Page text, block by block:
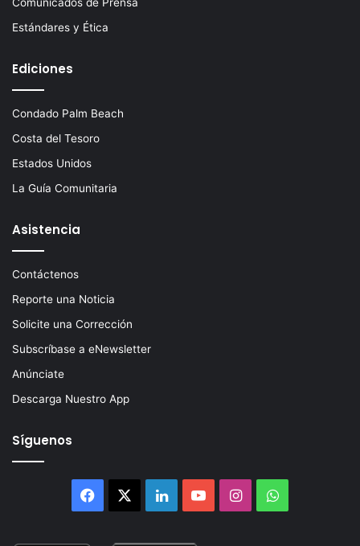
Estándares y Ética
Ediciones
Condado Palm Beach
Costa del Tesoro
Estados Unidos
La Guía Comunitaria
Asistencia
Contáctenos
Reporte una Noticia
Solicite una Corrección
Subscríbase a eNewsletter
Anúnciate
Descarga Nuestro App
Síguenos
Facebook LinkedInYouTubeInstagramWhatsApp